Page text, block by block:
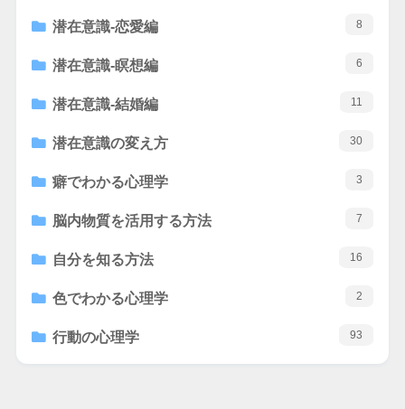
潜在意識-恋愛編 8
潜在意識-瞑想編 6
潜在意識-結婚編 11
潜在意識の変え方 30
癖でわかる心理学 3
脳内物質を活用する方法 7
自分を知る方法 16
色でわかる心理学 2
行動の心理学 93